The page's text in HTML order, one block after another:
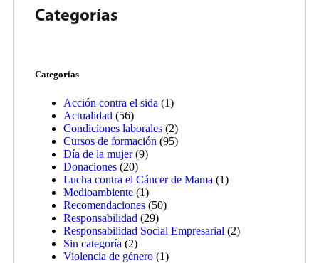
Categorías
Categorías
Acción contra el sida (1)
Actualidad (56)
Condiciones laborales (2)
Cursos de formación (95)
Día de la mujer(9)
Donaciones (20)
Lucha contra el Cáncer de Mama (1)
Medioambiente (1)
Recomendaciones (50)
Responsabilidad (29)
Responsabilidad Social Empresarial (2)
Sin categoría (2)
Violencia de género (1)